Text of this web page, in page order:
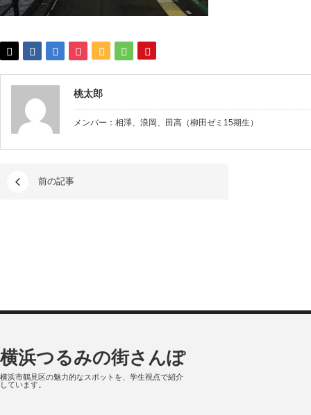
桃太郎
メンバー：相澤、浪岡、田高（柳田ゼミ15期生）
前の記事
横浜つるみの街さんぽ
横浜市鶴見区の魅力的なスポットを、学生視点で紹介
しています。